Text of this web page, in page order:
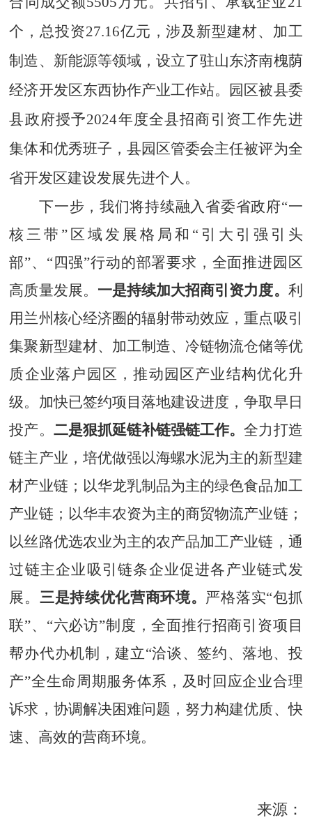
个，总投资27.16亿元，涉及新型建材、加工
制造、新能源等领域，设立了驻山东济南槐荫
经济开发区东西协作产业工作站。园区被县委
县政府授予2024年度全县招商引资工作先进
集体和优秀班子，县园区管委会主任被评为全
省开发区建设发展先进个人。
下一步，我们将持续融入省委省政府“一
核三带”区域发展格局和 “引大引强引头
部”、 “四强”行动的部署要求，全面推进园区
高质量发展。 一是持续加大招商引资力度。 利
用兰州核心经济圈的辐射带动效应，重点吸引
集聚新型建材、加工制造、冷链物流仓储等优
质企业落户园区，推动园区产业结构优化升
级。加快已签约项目落地建设进度，争取早日
投产。 二是狠抓延链补链强链工作。全力打造
链主产业，培优做强以海螺水泥为主的新型建
材产业链；以华龙乳制品为主的绿色食品加工
产业链；以华丰农资为主的商贸物流产业链；
以丝路优选农业为主的农产品加工产业链，通
过链主企业吸引链条企业促进各产业链式发
展。 三是持续优化营商环境。 严格落实“包抓
联”、“六必访”制度，全面推行招商引资项目
帮办代办机制，建立“洽谈、签约、落地、投
产”全生命周期服务体系，及时回应企业合理
诉求，协调解决困难问题，努力构建优质、快
速、高效的营商环境。
来源：